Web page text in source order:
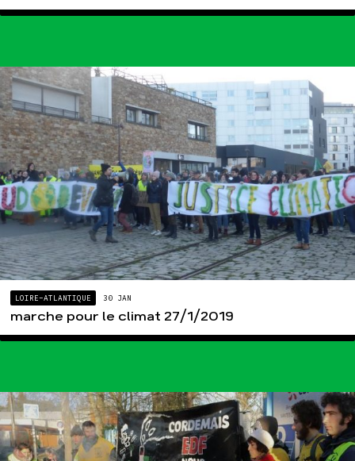
LOIRE-ATLANTIQUE 30 JAN
marche pour le climat 27/1/2019